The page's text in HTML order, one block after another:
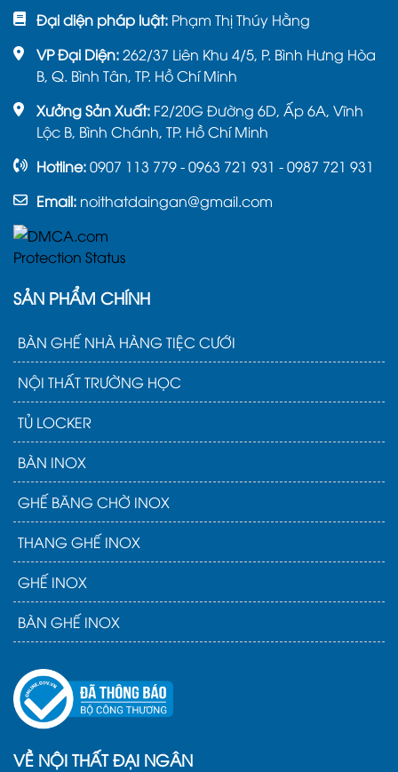
Đại diện pháp luật: Phạm Thị Thúy Hằng
VP Đại Diện:262/37 Liên Khu 4/5, P. Bình Hưng Hòa
B, Q. Bình Tân, TP. Hồ Chí Minh
Xưởng Sản Xuất: F2/20G Đường 6D, Ấp 6A, Vĩnh
Lộc B, Bình Chánh, TP. Hồ Chí Minh
Hotline:0907 113 779 - 0963 721 931 - 0987 721 931
Email: noithatdaingan@gmail.com
SẢN PHẨM CHÍNH
BÀN GHẾ NHÀ HÀNG TIỆC CƯỚI
NỘI THẤT TRƯỜNG HỌC
TỦ LOCKER
BÀN INOX
GHẾ BĂNG CHỜ INOX
THANG GHẾ INOX
GHẾ INOX
BÀN GHẾ INOX
VỀ NỘI THẤT ĐẠI NGÂN